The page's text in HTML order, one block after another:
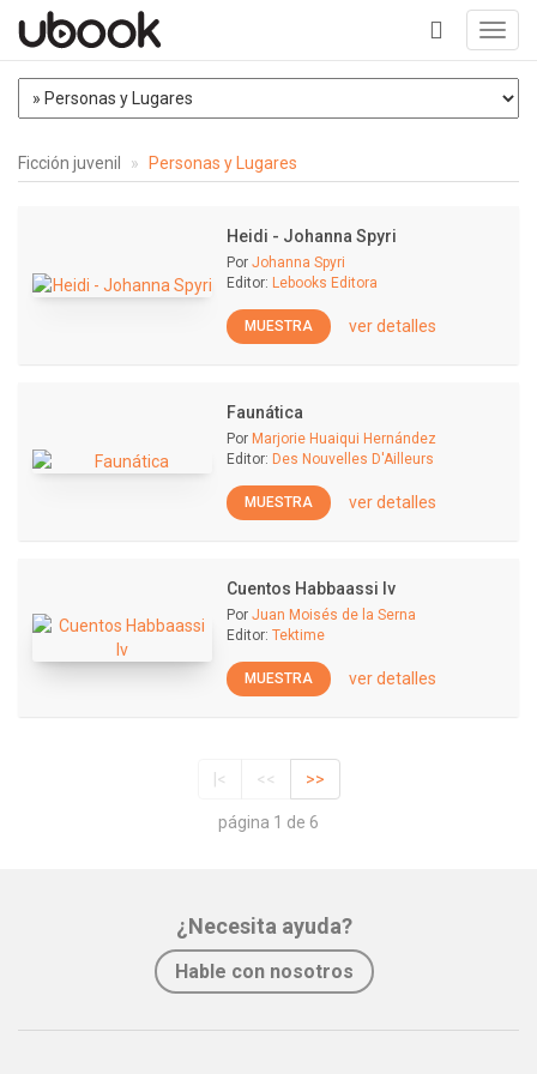
+
Ficción juvenil Personas y Lugares
Heidi - Johanna Spyri
Por Johanna Spyri
Editor: Lebooks Editora
MUESTRA ver detalles
Faunática
Por Marjorie Huaiqui Hernández
Editor: Des Nouvelles D'Ailleurs
MUESTRA ver detalles
Cuentos Habbaassi Iv
Por Juan Moisés de la Serna
Editor: Tektime
MUESTRA ver detalles
|< << >>
página 1 de 6
¿Necesita ayuda?
Hable con nosotros